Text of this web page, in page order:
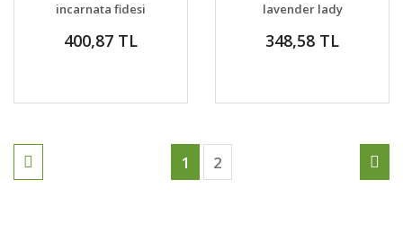
incarnata fidesi
400,87 TL
lavender lady
348,58 TL
1 2